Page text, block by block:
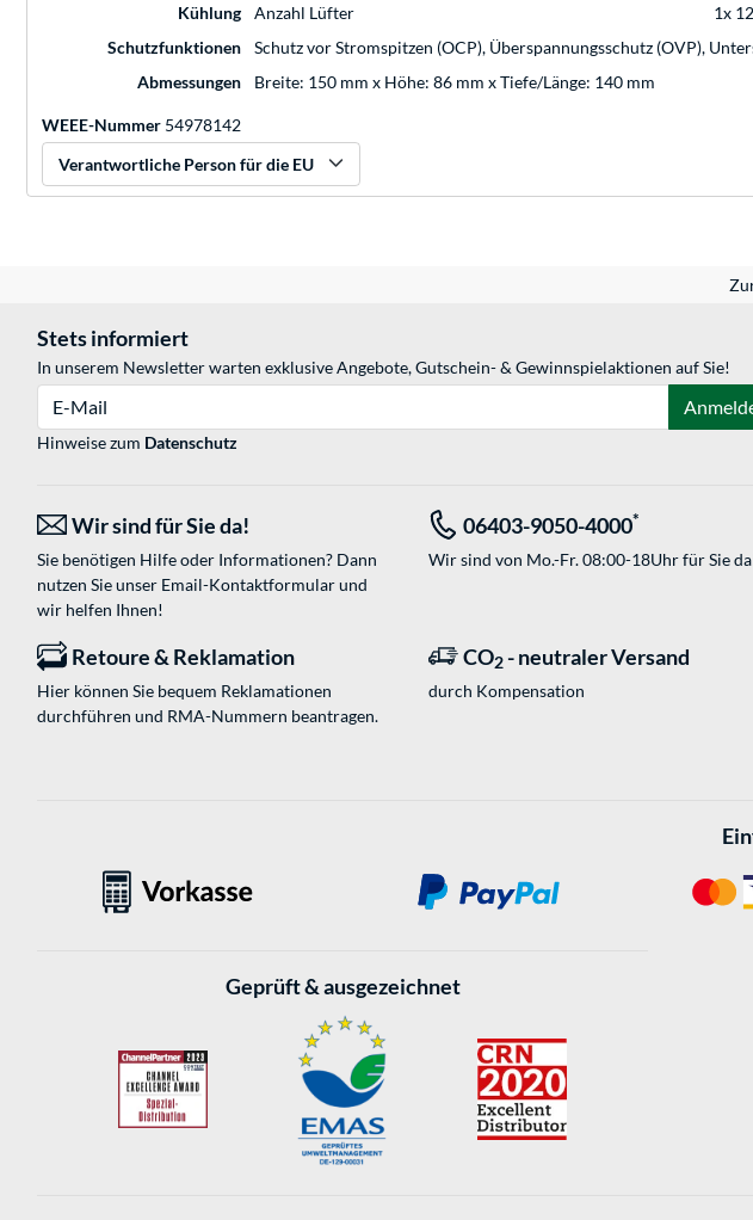
Kühlung
Anzahl Lüfter
1x
Schutzfunktionen
Schutz vor Stromspitzen (OCP), Überspannungsschutz (OVP),
Abmessungen
Breite: 150 mm x Höhe: 86 mm x Tiefe/Länge: 140 mm
WEEE-Nummer 54978142
Verantwortliche Person für die EU
Stets informiert
In unserem Newsletter warten exklusive Angebote, Gutschein- & Gewinnspielaktionen auf Sie!
Hinweise zum Datenschutz
Wir sind für Sie da!
Sie benötigen Hilfe oder Informationen? Dann
nutzen Sie unser Email-Kontaktformularund
wir helfen Ihnen!
06403-9050-4000*
Wir sind von Mo.-Fr. 08:00-18Uhr für Sie
Retoure & Reklamation
Hier können Sie bequem Reklamationen
durchführen und RMA-Nummern beantragen.
CO2 - neutraler Versand
durch Kompensation
Geprüft & ausgezeichnet